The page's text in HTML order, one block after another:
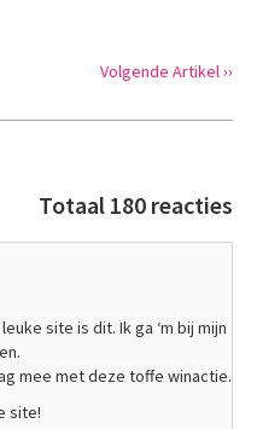
Volgende Artikel ››
Totaal 180 reacties
site is dit. Ik ga ‘m bij mijn
mee met deze toffe winactie.
site!